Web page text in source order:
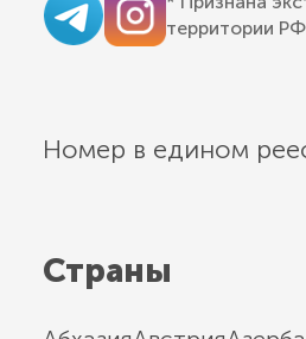
территории РФ
Номер в едином
Страны